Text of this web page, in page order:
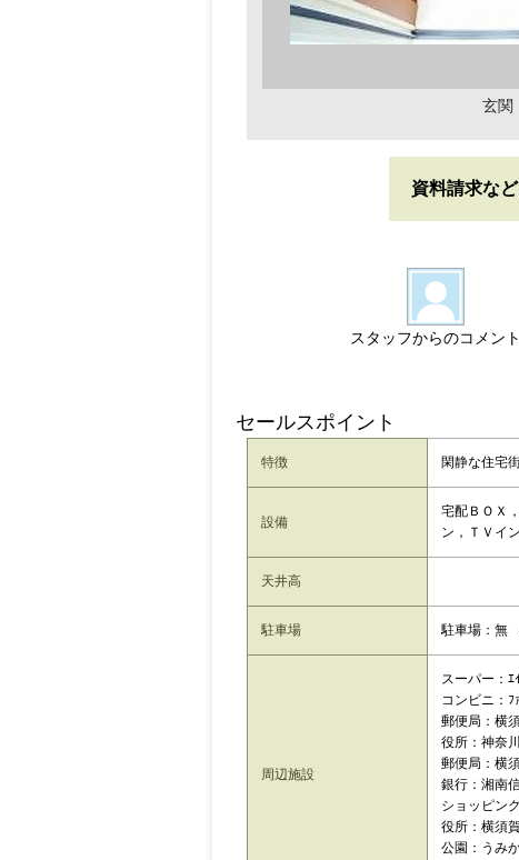
玄関
資料請求な
スタッフからのコメント
セールスポイント
特徴 閑静な住宅
設備
宅配ＢＯＸ
ン，ＴＶイ
天井高
駐車場 駐車場：無
周辺施設
スーパー：
コンビニ：
郵便局：横
役所：神奈
郵便局：横
銀行：湘南
ショッピン
役所：横須
公園：うみ